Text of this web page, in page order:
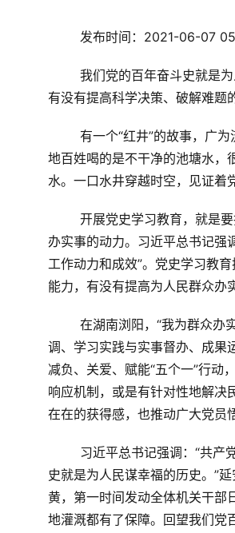
发布时间： 2021-06-07
我们党的百年奋斗史就是
有没有提高科学决策、破解难题
有一个“红井”的故事，广
地百姓喝的是不干净的池塘水，
水。一口水井穿越时空，见证着
开展党史学习教育，就是
办实事的动力。习近平总书记强
工作动力和成效”。党史学习教
能力，有没有提高为人民群众办
在湖南浏阳，“我为群众办
调、学习实践与实事督办、成果
减负、关爱、赋能“五个一”行
响应机制，或是有针对性地解决
在在的获得感，也推动广大党员
习近平总书记强调：“共产
史就是为人民谋幸福的历史。”
黄，第一时间发动全体机关干部
地灌溉都有了保障。回望我们党